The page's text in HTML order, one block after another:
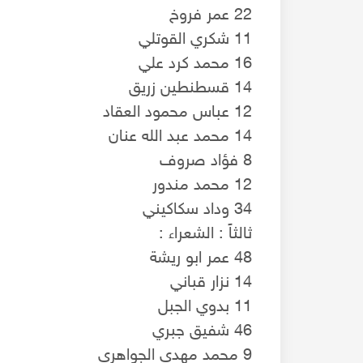
22 عمر فروخ
11 شكري القوتلي
16 محمد كرد علي
14 قسطنطين زريق
12 عباس محمود العقاد
14 محمد عبد الله عنان
8 فؤاد صروف
12 محمد مندور
34 وداد سكاكيني
ثالثاً : الشعراء :
48 عمر ابو ريشة
14 نزار قباني
11 بدوي الجبل
46 شفيق جبري
9 محمد مهدي الجواهري